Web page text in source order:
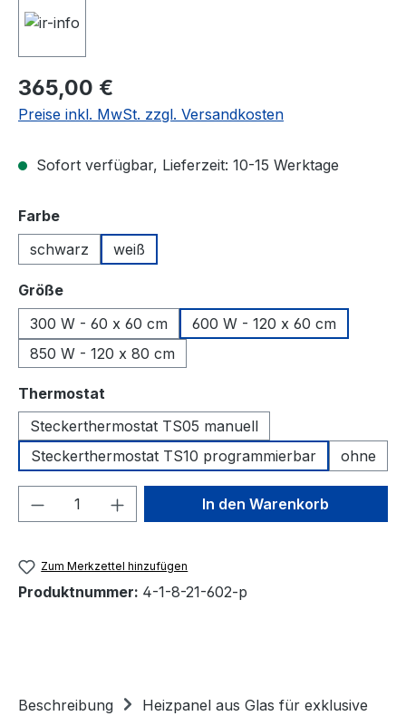
Regulärer Preis:
365,00 €
Preise inkl. MwSt. zzgl. Versandkosten
Sofort verfügbar, Lieferzeit: 10-15 Werktage
Farbeauswählen
schwarz
weiß
Größeauswählen
300 W - 60 x 60 cm
600 W - 120 x 60 cm
850 W - 120 x 80 cm
Thermostat
Steckerthermostat TS05 manuell
Steckerthermostat TS10 programmierbar
ohne
Produkt Anzahl: Gib denIn den Warenkorb
Zum Merkzettel hinzufügen
Produktnummer: 4-1-8-21-602-p
Beschreibung
Heizpanel aus Glas für exklusive